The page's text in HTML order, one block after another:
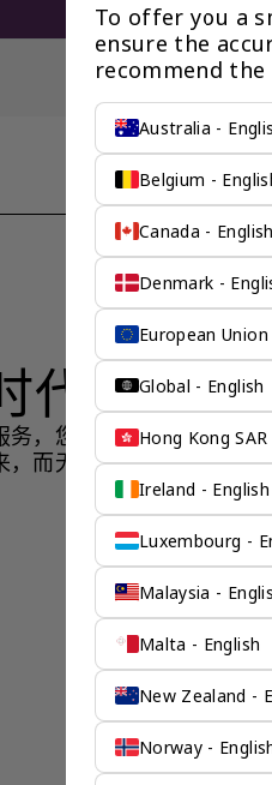
代而设计
务，您可以在本国工作和
，而无需在整个过程中出
To offer you a
ensure the
recommend
Australia -
Belgium -
Canada - English
Denmark -
European
Global - English
Hong Kong
Ireland - English
Luxembourg -
Malaysia -
Malta - English
New Zealand -
Norway -